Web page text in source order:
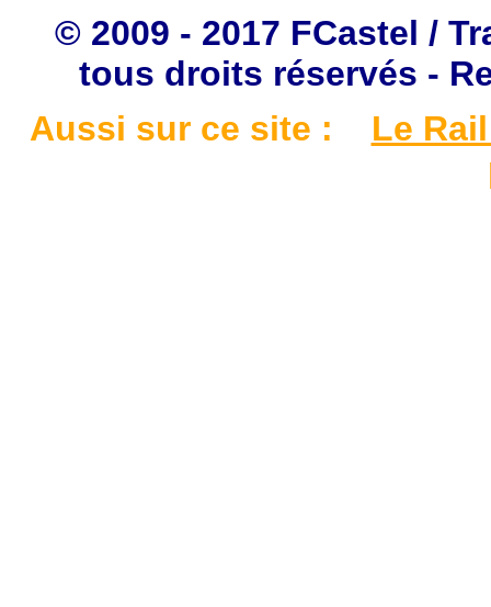
© 2009 - 2017 FCastel /
tous droits réservés -
Aussi sur ce site :
Le